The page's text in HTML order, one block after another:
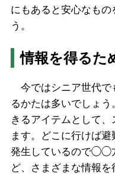
にもあると安心なもの
う。
情報を得るた
今ではシニア世代で
るかたは多いでしょ
きるアイテムとして
ます。どこに行けば
発生しているので◯◯
ど、さまざまな情報を